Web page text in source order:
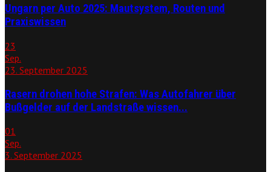
Ungarn per Auto 2025: Mautsystem, Routen und
Praxiswissen
23
Sep.
23. September 2025
Rasern drohen hohe Strafen: Was Autofahrer über
Bußgelder auf der Landstraße wissen...
01
Sep.
3. September 2025